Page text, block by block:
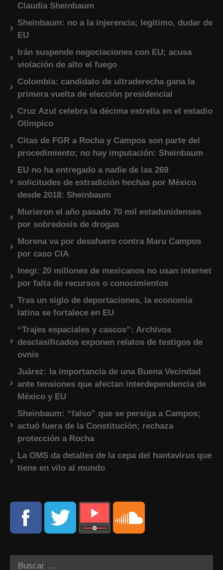
Claudia Sheinbaum
Sheinbaum: no a la injerencia; legítimo, dudar de
EU
Irán suspende negociaciones con EU; acusa
violación de alto el fuego
Colombia: candidato de ultraderecha gana la
primera vuelta de elección presidencial
Cruz Azul celebra la décima estrella en el estadio
Olímpico
Citas de FGR a Rocha y Campos son parte del
procedimiento; no hay imputación: Sheinbaum
EU no ha entregado a nadie de las 269
solicitudes de extradición hechas por México
desde 2018: Sheinbaum
Murieron el año pasado 70 mil estadunidenses
por sobredosis de drogas
Morena va por desafuero contra Maru Campos
por caso CIA
Inegi: 20 millones de mexicanos no usan internet
por falta de recursos o conocimientos
Tras un siglo de deportaciones, la economía
latina se fortalece en EU
“Trajes espaciales y cascos”: Archivos
desclasificados exponen relatos de testigos de
ovnis
Juárez: la importancia de una Buena Vecindad
ante tensiones que afectan interdependencia de
México y EU
Sheinbaum: “falso” que se persiga a Campos;
actuó fuera de la Constitución; rechaza
protección a Rocha
La OMS da detalles de la cepa del hantavirus que
tiene en vilo al mundo